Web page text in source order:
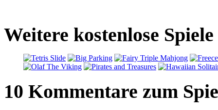
Weitere kostenlose
10 Kommentare zum